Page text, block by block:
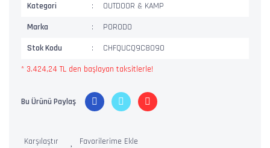
Kategori
OUTDOOR & KAMP
Marka
PORODO
Stok Kodu
CHFQUCQ9C8090
* 3.424,24 TL den başlayan taksitlerle!
Bu Ürünü Paylaş
Karşılaştır